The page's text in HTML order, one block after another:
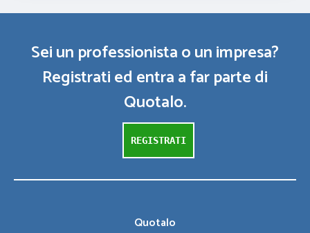
Sei un professionista o un impresa?
Registrati ed entra a far parte di
Quotalo.
REGISTRATI
Quotalo